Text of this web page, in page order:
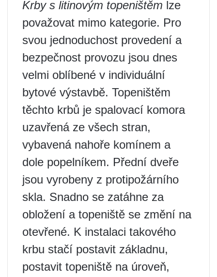
Krby s litinovým topeništěm lze
považovat mimo kategorie. Pro
svou jednoduchost provedení a
bezpečnost provozu jsou dnes
velmi oblíbené v individuální
bytové výstavbě. Topeništěm
těchto krbů je spalovací komora
uzavřená ze všech stran,
vybavená nahoře komínem a
dole popelníkem. Přední dveře
jsou vyrobeny z protipožárního
skla. Snadno se zatáhne za
obložení a topeniště se změní na
otevřené. K instalaci takového
krbu stačí postavit základnu,
postavit topeniště na úroveň,